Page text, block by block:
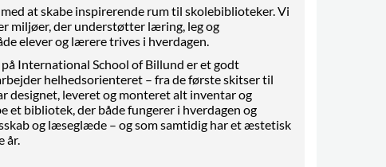
at skabe inspirerende rum til skolebiblioteker. Vi
miljøer, der understøtter læring, leg og
elever og lærere trives i hverdagen.
International School of Billund er et godt
helhedsorienteret – fra de første skitser til
designet, leveret og monteret alt inventar og
et bibliotek, der både fungerer i hverdagen og
og læseglæde – og som samtidig har et æstetisk
år.